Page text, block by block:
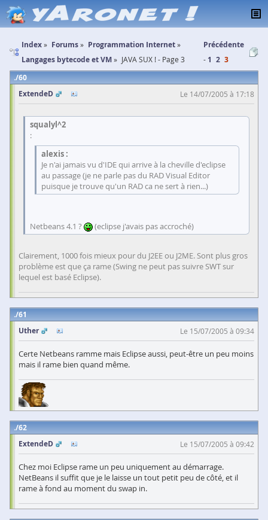
Index Forums
Programmation Internet
Langages bytecode et VM
JAVA SUX ! - Page 3
Précédente
1 2 3
60
ExtendeD
Le 14/07/2005 à 17:18
squalyl^2
:
alexis :
Je n'ai jamais vu d'IDE qui arrive à la cheville d'eclipse
au passage (je ne parle pas du RAD Visual Editor
puisque je trouve qu'un RAD ca ne sert à rien...)
Netbeans 4.1 ? (eclipse j'avais pas accroché)
Clairement, 1000 fois mieux pour du J2EE ou J2ME. Sont plus gros
problème est que ça rame (Swing ne peut pas suivre SWT sur
lequel est basé Eclipse).
61
Uther
Le 15/07/2005 à 09:34
Certe Netbeans ramme mais Eclipse aussi, peut-être un peu moins
mais il rame bien quand même.
62
ExtendeD
Le 15/07/2005 à 09:42
Chez moi Eclipse rame un peu uniquement au démarrage.
NetBeans il suffit que je le laisse un tout petit peu de côté, et il
rame à fond au moment du swap in.